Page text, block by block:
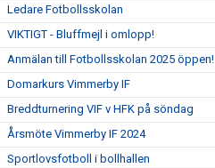
Ledare Fotbollsskolan
VIKTIGT - Bluffmejl i omlopp!
Anmälan till Fotbollsskolan 2025 öppen!
Domarkurs Vimmerby IF
Breddturnering VIF v HFK på söndag
Årsmöte Vimmerby IF 2024
Sportlovsfotboll i bollhallen